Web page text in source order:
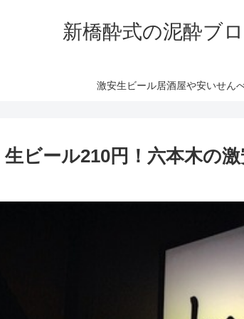
新橋酔式の泥酔ブ
激安生ビール居酒屋や安いせん
ビール210円！六本木の